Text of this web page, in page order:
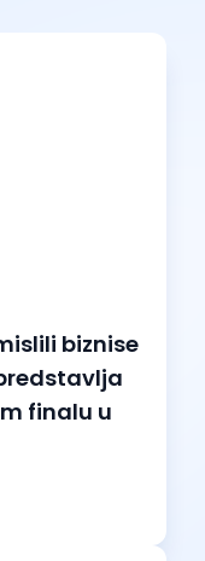
biznise
finalu u